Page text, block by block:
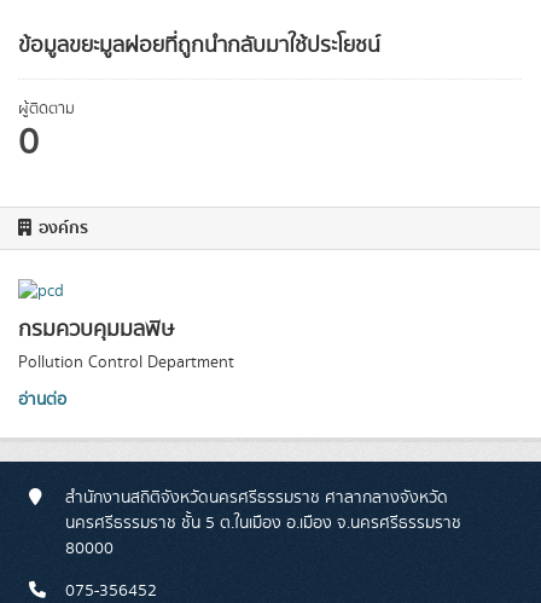
ข้อมูลขยะมูลฝอยที่ถูกนำกลับมาใช้ประโยชน์
ผู้ติดตาม
0
องค์กร
กรมควบคุมมลพิษ
Pollution Control Department
อ่านต่อ
สำนักงานสถิติจังหวัดนครศรีธรรมราช ศาลากลางจังหวัด
นครศรีธรรมราช ชั้น 5 ต.ในเมือง อ.เมือง จ.นครศรีธรรมราช
80000
075-356452